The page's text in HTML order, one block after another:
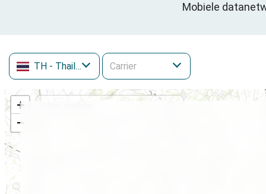
Mobiele
TH - Thailand
+
−